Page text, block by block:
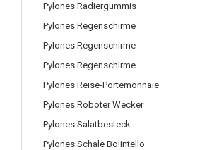
Pylones Radiergummis
Pylones Regenschirme
Pylones Regenschirme
Pylones Regenschirme
Pylones Reise-Portemonnaie
Pylones Roboter Wecker
Pylones Salatbesteck
Pylones Schale Bolintello